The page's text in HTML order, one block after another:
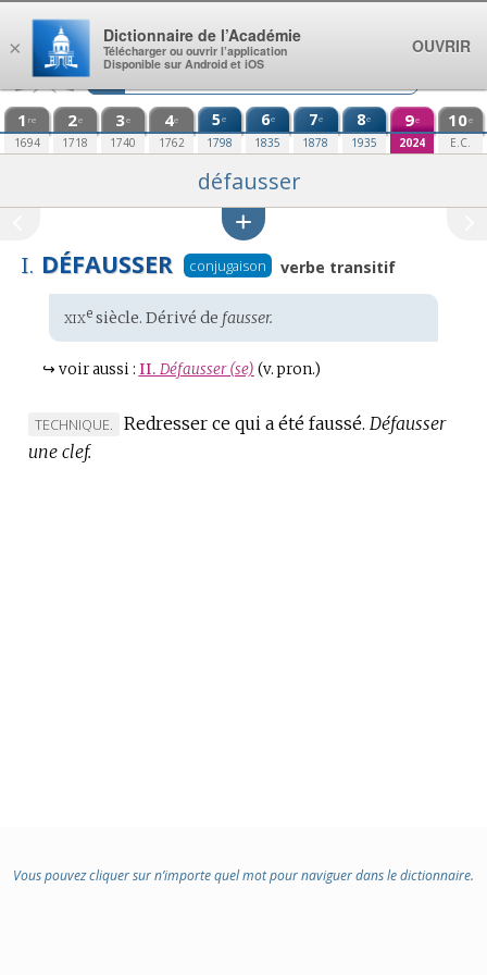
Aller au contenu
1 re
1694
2e
1718
3e
1740
4e
1762
5e
1798
6e
1835
7e
1878
8e
1935
9e
2024
10e
E.C.
défausser
I. DÉFAUSSER conjugaison verbe transitif
Étymologie
:
xixesiècle. Dérivé de fausser.
↪ voir aussi : II. Défausser (se) (v. pron.)
MARQUE
DE
TECHNIQUE. Redresser ce qui a été faussé. Défausser
une clef.
Vous pouvez cliquer sur n’importe quel mot pour naviguer dans le dictionnaire.
×
Dictionnaire de l’Académie
Télécharger ou ouvrir l’application
Disponible sur Android et iOS
OUVRIR